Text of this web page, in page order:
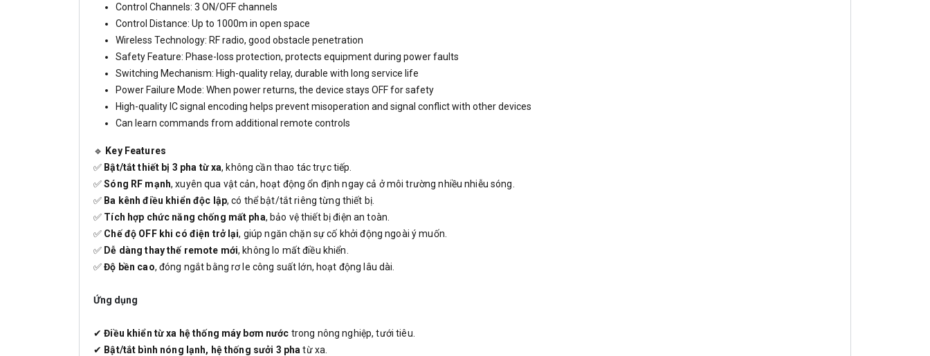
Control Channels: 3 ON/OFF channels
Control Distance: Up to 1000m in open space
Wireless Technology: RF radio, good obstacle penetration
Safety Feature: Phase-loss protection, protects equipment during power faults
Switching Mechanism: High-quality relay, durable with long service life
Power Failure Mode: When power returns, the device stays OFF for safety
High-quality IC signal encoding helps prevent misoperation and signal conflict with other devices
Can learn commands from additional remote controls
🔹 Key Features
✅ Bật/tắt thiết bị 3 pha từ xa, không cần thao tác trực tiếp.
✅Sóng RF mạnh, xuyên qua vật cản, hoạt động ổn định ngay cả ở môi trường nhiều nhiễu sóng.
✅ Ba kênh điều khiển độc lập, có thể bật/tắt riêng từng thiết bị.
✅ Tích hợp chức năng chống mất pha, bảo vệ thiết bị điện an toàn.
✅ Chế độ OFF khi có điện trở lại, giúp ngăn chặn sự cố khởi động ngoài ý muốn.
✅ Dễ dàng thay thế remote mới, không lo mất điều khiển.
✅Độ bền cao, đóng ngắt bằng rơ le công suất lớn, hoạt động lâu dài.
Ứng dụng
✔Điều khiển từ xa hệ thống máy bơm nước trong nông nghiệp, tưới tiêu.
✔ Bật/tắt bình nóng lạnh, hệ thống sưởi 3 pha từ xa.